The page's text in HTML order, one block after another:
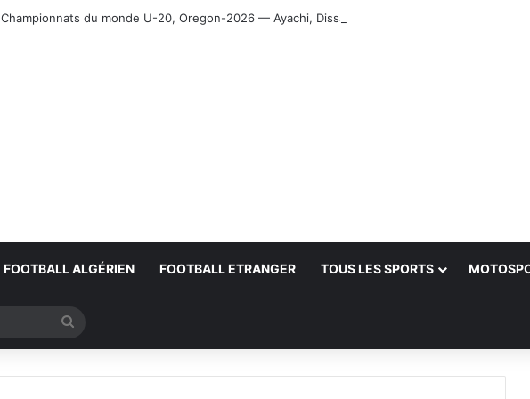
Championnats du monde U-20, Oregon-2026 — Ayachi, Dissa, Touahria et Ghezali en finale
FOOTBALL ALGÉRIEN FOOTBALL ETRANGER TOUS LES SPORTS